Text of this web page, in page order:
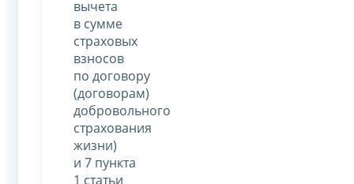
вычета
в сумме
страховых
взносов
по договору
(договорам)
добровольного
страхования
жизни)
и 7 пункта
1 статьи